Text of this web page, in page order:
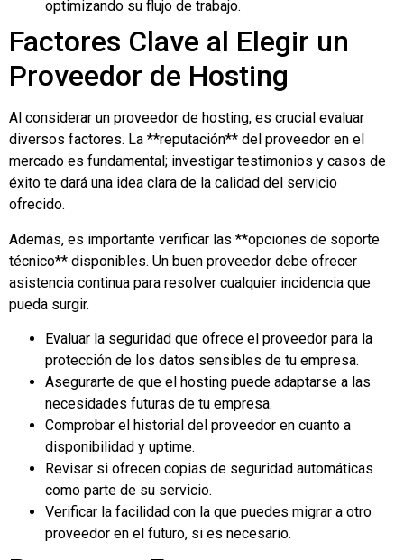
optimizando su flujo de trabajo.
Factores Clave al Elegir un
Proveedor de Hosting
Al considerar un proveedor de hosting, es crucial evaluar
diversos factores. La **reputación** del proveedor en el
mercado es fundamental; investigar testimonios y casos de
éxito te dará una idea clara de la calidad del servicio
ofrecido.
Además, es importante verificar las **opciones de soporte
técnico** disponibles. Un buen proveedor debe ofrecer
asistencia continua para resolver cualquier incidencia que
pueda surgir.
Evaluar la seguridad que ofrece el proveedor para la
protección de los datos sensibles de tu empresa.
Asegurarte de que el hosting puede adaptarse a las
necesidades futuras de tu empresa.
Comprobar el historial del proveedor en cuanto a
disponibilidad y uptime.
Revisar si ofrecen copias de seguridad automáticas
como parte de su servicio.
Verificar la facilidad con la que puedes migrar a otro
proveedor en el futuro, si es necesario.